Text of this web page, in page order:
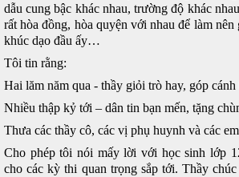
dẫu cung bậc khác nhau, trường độ khác
rất hòa đồng, hòa quyện với nhau để làm
khúc dạo đầu ấy…
Tôi tin rằng:
Hai lăm năm qua - thầy giỏi trò hay, góp
Nhiều thập kỷ tới – dân tin bạn mến, tặng
Thưa các thầy cô, các vị phụ huynh và các
Cho phép tôi nói mấy lời với học sinh lớp
cho các kỳ thi quan trọng sắp tới. Thầy